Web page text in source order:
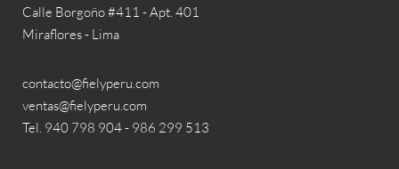
Calle Borgoño #411 - Apt. 401
Miraflores - Lima
contacto@fielyperu.com
ventas@fielyperu.com
Tel. 940 798 904 - 986 299 513